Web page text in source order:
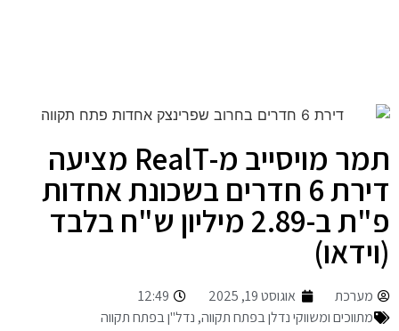
תמר מויסייב מ-RealT מציעה
דירת 6 חדרים בשכונת אחדות
פ"ת ב-2.89 מיליון ש"ח בלבד
(וידאו)
מערכת אוגוסט 19, 2025
12:49
מתווכים ומשווקי נדלן בפתח תקווה, נדל"ן בפתח תקווה